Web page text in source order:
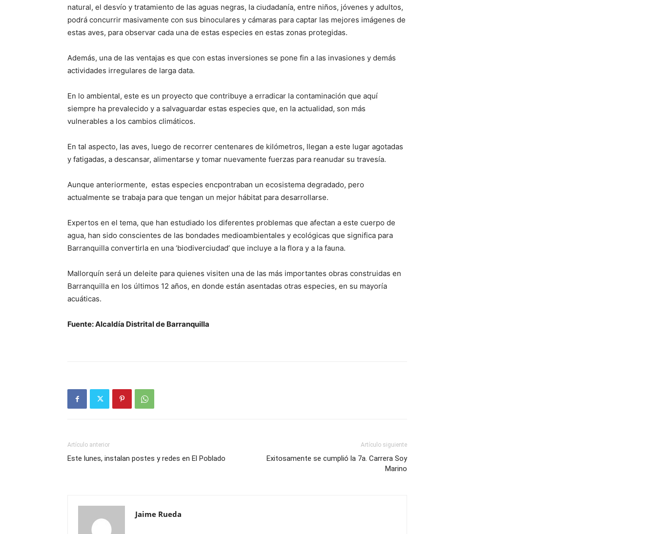
natural, el desvío y tratamiento de las aguas negras, la ciudadanía, entre niños, jóvenes y adultos,
podrá concurrir masivamente con sus binoculares y cámaras para captar las mejores imágenes de
estas aves, para observar cada una de estas especies en estas zonas protegidas.
Además, una de las ventajas es que con estas inversiones se pone fin a las invasiones y demás
actividades irregulares de larga data.
En lo ambiental, este es un proyecto que contribuye a erradicar la contaminación que aquí
siempre ha prevalecido y a salvaguardar estas especies que, en la actualidad, son más
vulnerables a los cambios climáticos.
En tal aspecto, las aves, luego de recorrer centenares de kilómetros, llegan a este lugar agotadas
y fatigadas, a descansar, alimentarse y tomar nuevamente fuerzas para reanudar su travesía.
Aunque anteriormente, estas especies encpontraban un ecosistema degradado, pero
actualmente se trabaja para que tengan un mejor hábitat para desarrollarse.
Expertos en el tema, que han estudiado los diferentes problemas que afectan a este cuerpo de
agua, han sido conscientes de las bondades medioambientales y ecológicas que significa para
Barranquilla convertirla en una ‘biodiverciudad’ que incluye a la flora y a la fauna.
Mallorquín será un deleite para quienes visiten una de las más importantes obras construidas en
Barranquilla en los últimos 12 años, en donde están asentadas otras especies, en su mayoría
acuáticas.
Fuente: Alcaldía Distrital de Barranquilla
Artículo anterior
Este lunes, instalan postes y redes en El Poblado
Artículo siguiente
Exitosamente se cumplió la 7a. Carrera Soy
Marino
Jaime Rueda